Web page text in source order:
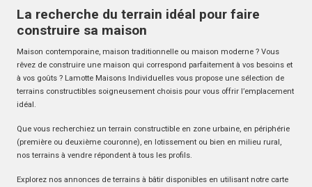
La recherche du terrain idéal pour faire
construire sa maison
Maison contemporaine, maison traditionnelle ou maison moderne ? Vous
rêvez de construire une maison qui correspond parfaitement à vos besoins et
à vos goûts ? Lamotte Maisons Individuelles vous propose une sélection de
terrains constructibles soigneusement choisis pour vous offrir l’emplacement
idéal.
Que vous recherchiez un terrain constructible en zone urbaine, en périphérie
(première ou deuxième couronne), en lotissement ou bien en milieu rural,
nos terrains à vendre répondent à tous les profils.
Explorez nos annonces de terrains à bâtir disponibles en utilisant notre carte